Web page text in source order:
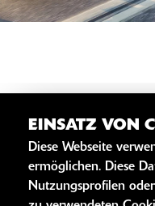
EINSATZ VON
Diese Webseite
ermöglichen. Diese
Nutzungsprofilen